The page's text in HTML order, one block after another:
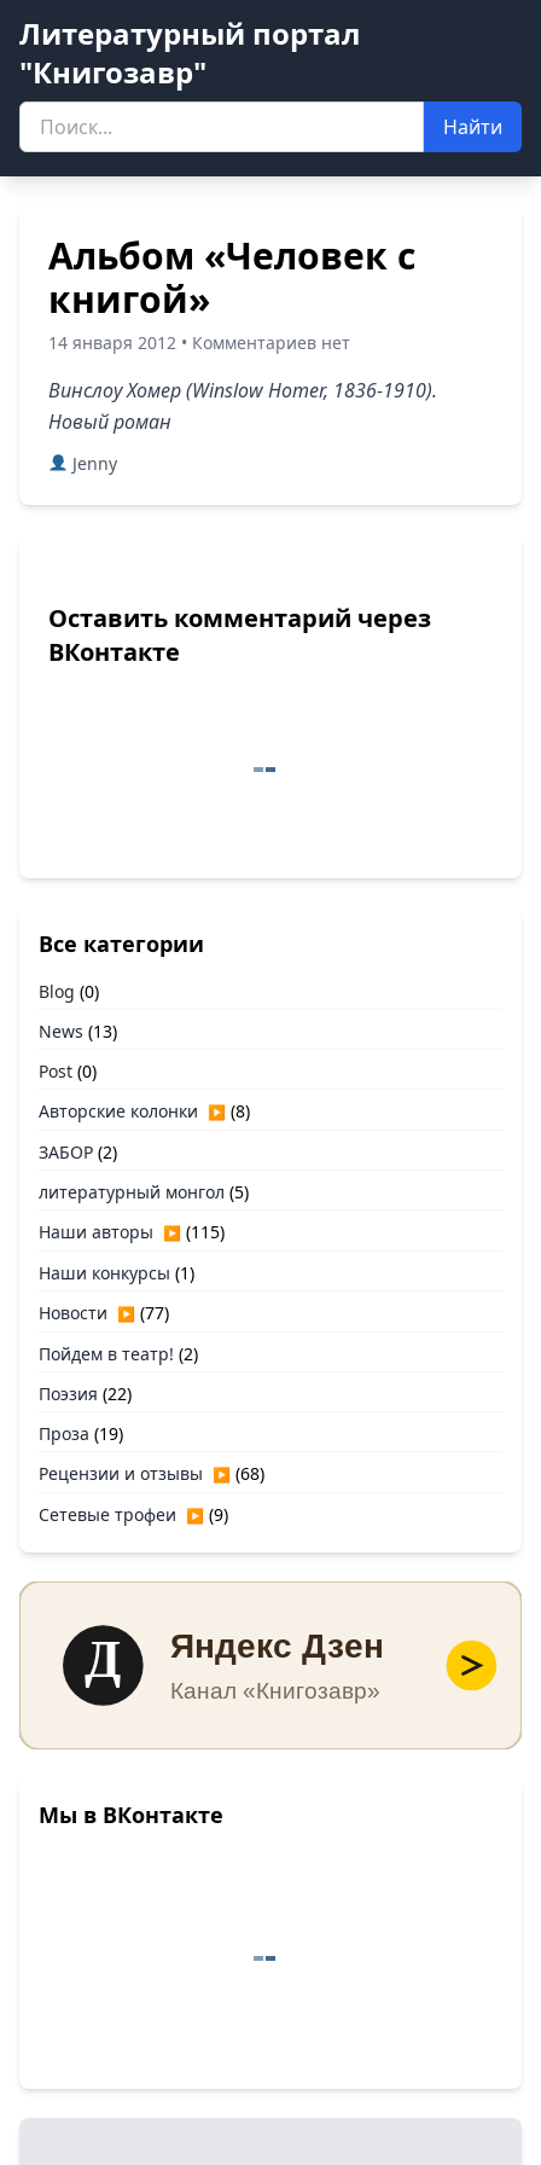
Литературный портал
"Книгозавр"
Найти
Альбом «Человек с
книгой»
14 января 2012 • Комментариев нет
Винслоу Хомер (Winslow Homer, 1836-1910).
Новый роман
Jenny
Оставить комментарий через
ВКонтакте
Все категории
Blog (0)
News (13)
Post (0)
Авторские колонки ▶ (8)
ЗАБОР (2)
литературный монгол (5)
Наши авторы ▶ (115)
Наши конкурсы (1)
Новости ▶ (77)
Пойдем в театр! (2)
Поэзия (22)
Проза (19)
Рецензии и отзывы ▶ (68)
Сетевые трофеи ▶ (9)
Д Яндекс Дзен
Канал «Книгозавр»
Мы в ВКонтакте